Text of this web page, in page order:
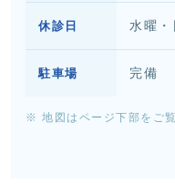
休診日 水曜
駐車場 完備
※ 地図はページ下部をご